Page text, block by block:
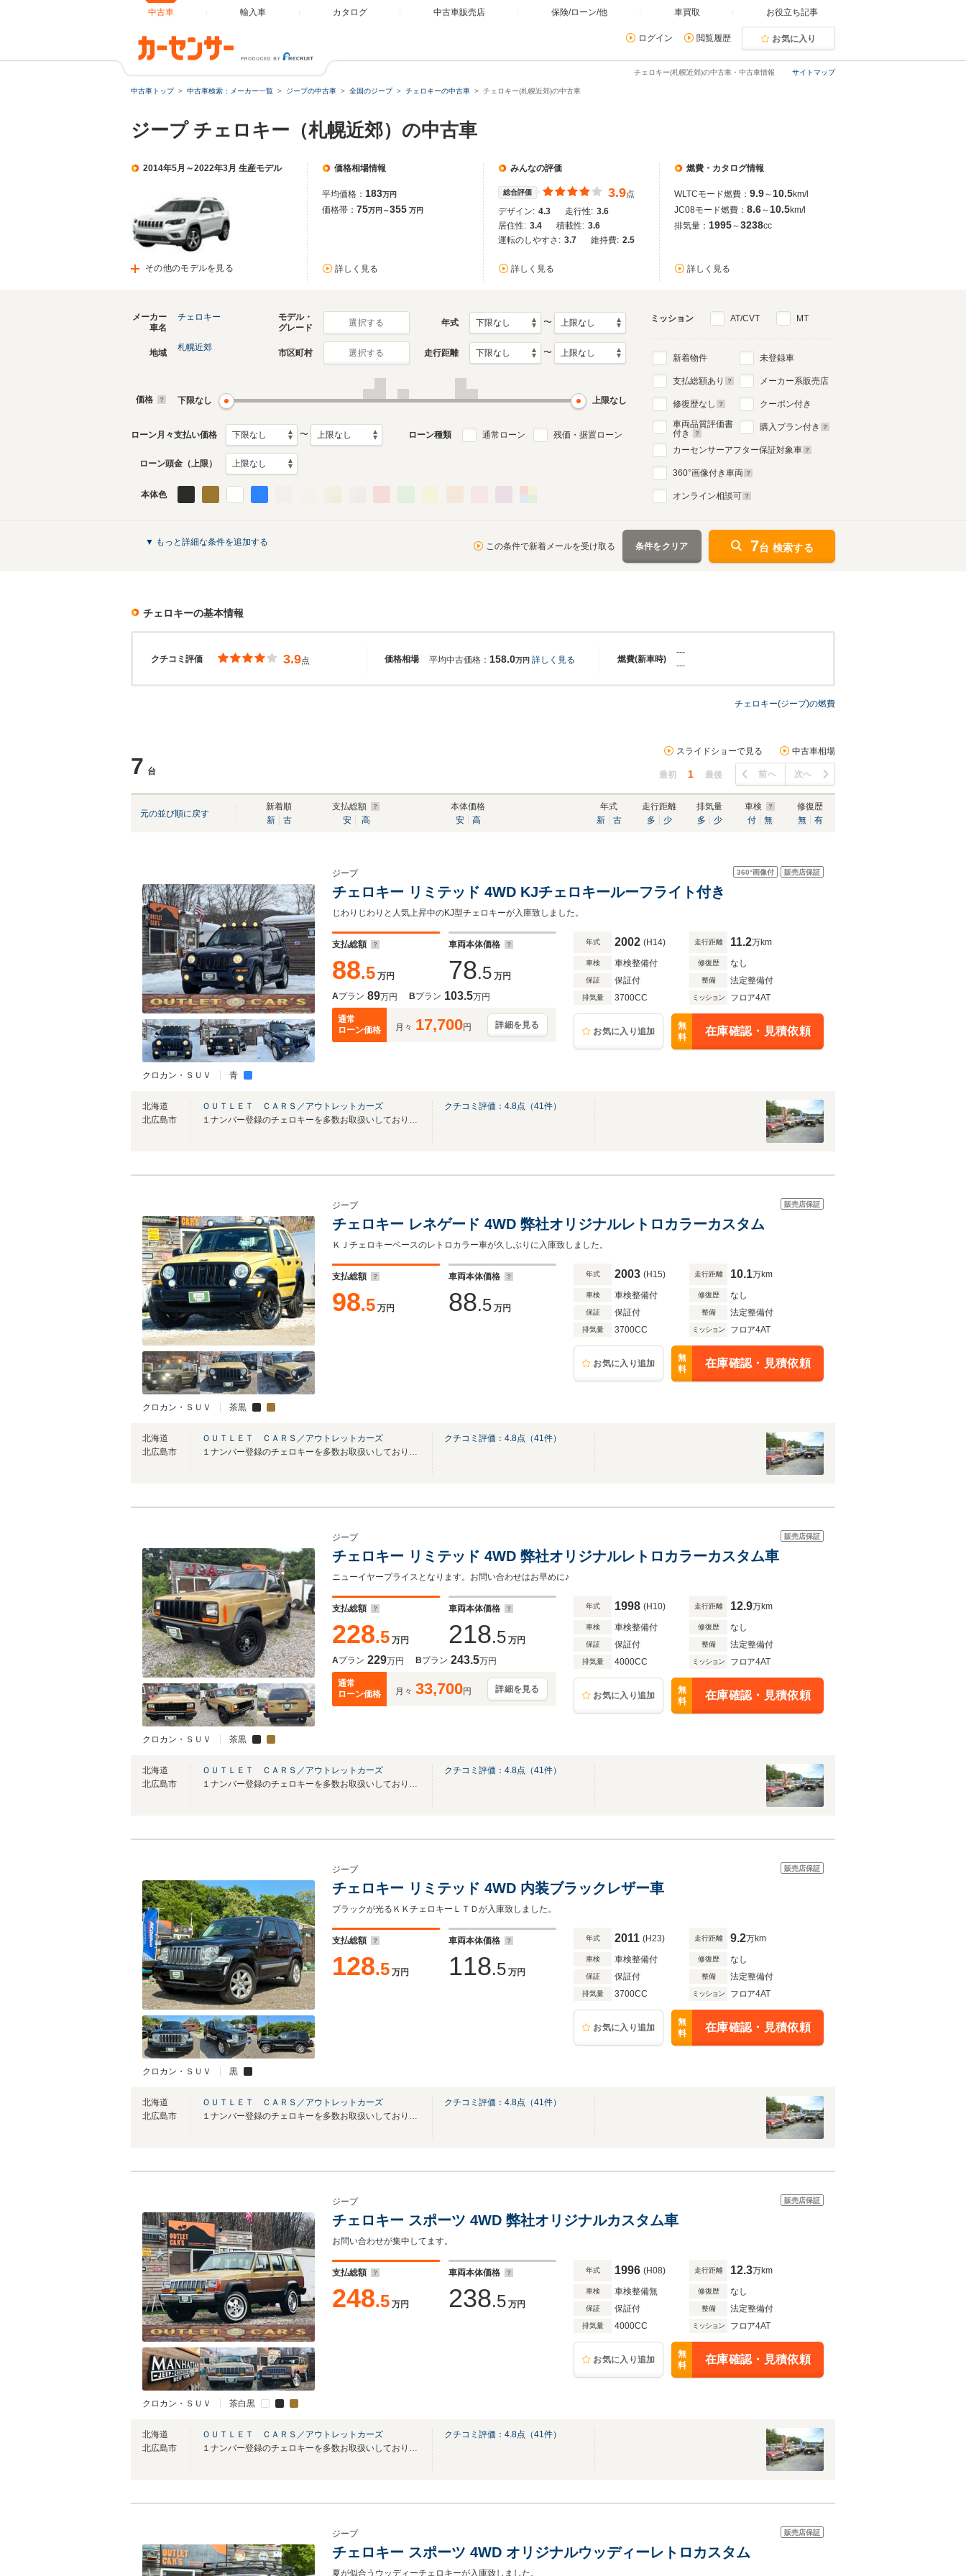
中古車 輸入車 カタログ 中古車販売店 保険/ローン/他 車買取 お役立ち記事
ログイン 閲覧履歴 お気に入り
サイトマップ
チェロキー(札幌近郊)の中古車・中古車情報
中古車トップ 中古車検索：メーカー一覧 ジープの中古車 全国のジープ チェロキーの中古車 チェロキー(札幌近郊)の中古車
ジープ チェロキー（札幌近郊）の中古車
2014年5月～2022年3月 生産モデル
その他のモデルを見る
価格相場情報
平均価格： 183万円
価格帯： 75万円～355 万円
詳しく見る
みんなの評価
総合評価 3.9点
デザイン: 4.3 走行性: 3.6
居住性: 3.4 積載性: 3.6
運転のしやすさ: 3.7 維持費: 2.5
詳しく見る
燃費・カタログ情報
WLTCモード燃費： 9.9～ 10.5km/l
JC08モード燃費： 8.6～ 10.5km/l
排気量： 1995～3238cc
詳しく見る
生産モデル
生産モデル
チェロキーのカタログを見る
メーカー
車名
チェロキー
モデル・
グレード
選択する 年式 〜
地域
札幌近郊
市区町村 選択する 走行距離 〜
価格 下限なし 上限なし
ローン月々支払い価格 〜 ローン種類 通常ローン 残価・据置ローン
ローン頭金（上限）
本体色
ミッション AT/CVT MT
新着物件
支払総額あり
修復歴なし
車両品質評価書
付き
未登録車
メーカー系販売店
クーポン付き
購入プラン付き
カーセンサーアフター保証対象車
360°画像付き車両
オンライン相談可
▼ もっと詳細な条件を追加する この条件で新着メールを受け取る 条件をクリア 7台 検索する
チェロキーの基本情報
クチコミ評価 価格相場 燃費(新車時)
3.9点 平均中古価格： 158.0万円 詳しく見る
---
---
チェロキー(ジープ)の燃費
7 台
スライドショーで見る 中古車相場
最初 1 最後 前へ 次へ
元の並び順に戻す
新着順
新
古
支払総額
安
高
本体価格
安
高
年式
新
古
走行距離
多
少
排気量
多
少
車検
付
無
修復歴
無
有
クロカン・ＳＵＶ 青
360°画像付 販売店保証
ジープ
チェロキー リミテッド 4WD KJチェロキールーフライト付き
じわりじわりと人気上昇中のKJ型チェロキーが入庫致しました。
支払総額
88.5 万円
車両本体価格
78.5 万円
Aプラン 89万円 Bプラン 103.5万円
通常
ローン価格
月々 17,700円 詳細を見る
年式 2002 (H14) 走行距離 11.2万km
車検 車検整備付 修復歴 なし
保証 保証付 整備 法定整備付
排気量 3700CC ミッション フロア4AT
お気に入り追加
無
料
在庫確認・見積依頼
北海道
北広島市
ＯＵＴＬＥＴ ＣＡＲＳ／アウトレットカーズ
１ナンバー登録のチェロキーを多数お取扱いしております★JEEP専門店★
クチコミ評価： 4.8点（41件）
クロカン・ＳＵＶ 茶黒
販売店保証
ジープ
チェロキー レネゲード 4WD 弊社オリジナルレトロカラーカスタム
ＫＪチェロキーベースのレトロカラー車が久しぶりに入庫致しました。
支払総額
98.5 万円
車両本体価格
88.5 万円
年式 2003 (H15) 走行距離 10.1万km
車検 車検整備付 修復歴 なし
保証 保証付 整備 法定整備付
排気量 3700CC ミッション フロア4AT
お気に入り追加
無
料
在庫確認・見積依頼
北海道
北広島市
ＯＵＴＬＥＴ ＣＡＲＳ／アウトレットカーズ
１ナンバー登録のチェロキーを多数お取扱いしております★JEEP専門店★
クチコミ評価： 4.8点（41件）
クロカン・ＳＵＶ 茶黒
販売店保証
ジープ
チェロキー リミテッド 4WD 弊社オリジナルレトロカラーカスタム車
ニューイヤープライスとなります。お問い合わせはお早めに♪
支払総額
228.5 万円
車両本体価格
218.5 万円
Aプラン 229万円 Bプラン 243.5万円
通常
ローン価格
月々 33,700円 詳細を見る
年式 1998 (H10) 走行距離 12.9万km
車検 車検整備付 修復歴 なし
保証 保証付 整備 法定整備付
排気量 4000CC ミッション フロア4AT
お気に入り追加
無
料
在庫確認・見積依頼
北海道
北広島市
ＯＵＴＬＥＴ ＣＡＲＳ／アウトレットカーズ
１ナンバー登録のチェロキーを多数お取扱いしております★JEEP専門店★
クチコミ評価： 4.8点（41件）
クロカン・ＳＵＶ 黒
販売店保証
ジープ
チェロキー リミテッド 4WD 内装ブラックレザー車
ブラックが光るＫＫチェロキーＬＴＤが入庫致しました。
支払総額
128.5 万円
車両本体価格
118.5 万円
年式 2011 (H23) 走行距離 9.2万km
車検 車検整備付 修復歴 なし
保証 保証付 整備 法定整備付
排気量 3700CC ミッション フロア4AT
お気に入り追加
無
料
在庫確認・見積依頼
北海道
北広島市
ＯＵＴＬＥＴ ＣＡＲＳ／アウトレットカーズ
１ナンバー登録のチェロキーを多数お取扱いしております★JEEP専門店★
クチコミ評価： 4.8点（41件）
クロカン・ＳＵＶ 茶白黒
販売店保証
ジープ
チェロキー スポーツ 4WD 弊社オリジナルカスタム車
お問い合わせが集中してます。
支払総額
248.5 万円
車両本体価格
238.5 万円
年式 1996 (H08) 走行距離 12.3万km
車検 車検整備無 修復歴 なし
保証 保証付 整備 法定整備付
排気量 4000CC ミッション フロア4AT
お気に入り追加
無
料
在庫確認・見積依頼
北海道
北広島市
ＯＵＴＬＥＴ ＣＡＲＳ／アウトレットカーズ
１ナンバー登録のチェロキーを多数お取扱いしております★JEEP専門店★
クチコミ評価： 4.8点（41件）
販売店保証
ジープ
チェロキー スポーツ 4WD オリジナルウッディーレトロカスタム
夏が似合うウッディーチェロキーが入庫致しました。